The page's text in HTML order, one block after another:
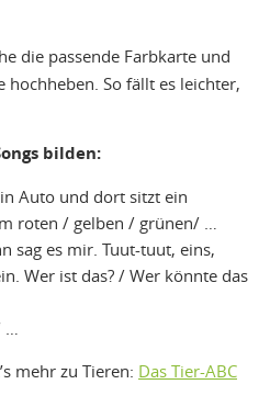
die passende Farbkarte und
hochheben. So fällt es leichter,
bilden:
Auto und dort sitzt ein
roten / gelben / grünen/ …
sag es mir. Tuut-tuut, eins,
Wer ist das? / Wer könnte das
mehr zu Tieren: Das Tier-ABC